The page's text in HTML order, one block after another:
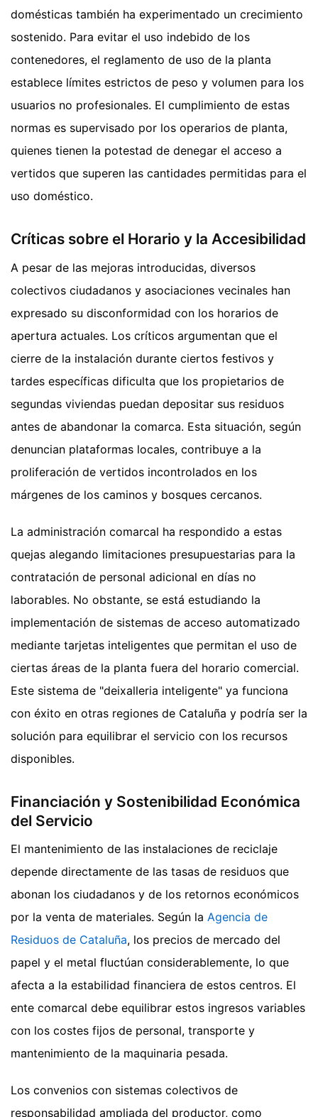
domésticas también ha experimentado un crecimiento
sostenido. Para evitar el uso indebido de los
contenedores, el reglamento de uso de la planta
establece límites estrictos de peso y volumen para los
usuarios no profesionales. El cumplimiento de estas
normas es supervisado por los operarios de planta,
quienes tienen la potestad de denegar el acceso a
vertidos que superen las cantidades permitidas para el
uso doméstico.
Críticas sobre el Horario y la Accesibilidad
A pesar de las mejoras introducidas, diversos
colectivos ciudadanos y asociaciones vecinales han
expresado su disconformidad con los horarios de
apertura actuales. Los críticos argumentan que el
cierre de la instalación durante ciertos festivos y
tardes específicas dificulta que los propietarios de
segundas viviendas puedan depositar sus residuos
antes de abandonar la comarca. Esta situación, según
denuncian plataformas locales, contribuye a la
proliferación de vertidos incontrolados en los
márgenes de los caminos y bosques cercanos.
La administración comarcal ha respondido a estas
quejas alegando limitaciones presupuestarias para la
contratación de personal adicional en días no
laborables. No obstante, se está estudiando la
implementación de sistemas de acceso automatizado
mediante tarjetas inteligentes que permitan el uso de
ciertas áreas de la planta fuera del horario comercial.
Este sistema de "deixalleria inteligente" ya funciona
con éxito en otras regiones de Cataluña y podría ser la
solución para equilibrar el servicio con los recursos
disponibles.
Financiación y Sostenibilidad Económica
del Servicio
El mantenimiento de las instalaciones de reciclaje
depende directamente de las tasas de residuos que
abonan los ciudadanos y de los retornos económicos
por la venta de materiales. Según la Agencia de
Residuos de Cataluña, los precios de mercado del
papel y el metal fluctúan considerablemente, lo que
afecta a la estabilidad financiera de estos centros. El
ente comarcal debe equilibrar estos ingresos variables
con los costes fijos de personal, transporte y
mantenimiento de la maquinaria pesada.
Los convenios con sistemas colectivos de
responsabilidad ampliada del productor, como